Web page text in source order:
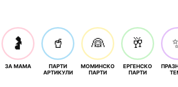
🤰
ЗА МАМА
🥤
ПАРТИ
АРТИКУЛИ
👰
МОМИНСКО
ПАРТИ
🥂
ЕРГЕНСКО
ПАРТИ